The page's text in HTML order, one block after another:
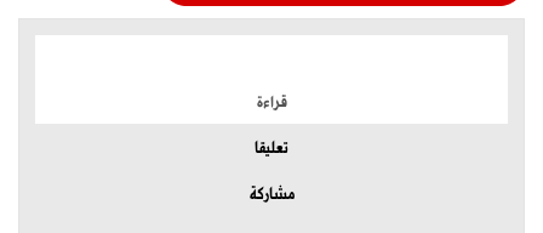
قراءة
تعليقا
مشاركة